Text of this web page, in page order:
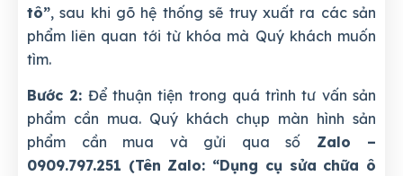
tô”, sau khi gõ hệ thống sẽ truy xuất ra các sản
phẩm liên quan tới từ khóa mà Quý khách muốn
tìm.
Bước 2: Để thuận tiện trong quá trình tư vấn sản
phẩm cần mua. Quý khách chụp màn hình sản
phẩm cần mua và gửi qua số Zalo –
0909.797.251 (Tên Zalo: “Dụng cụ sửa chữa ô